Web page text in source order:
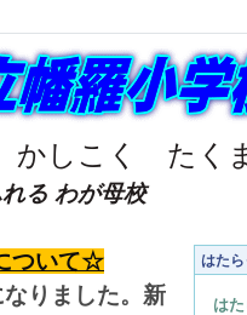
かしこく たく
る わが母校
ついて☆
りました。新
はたら
は